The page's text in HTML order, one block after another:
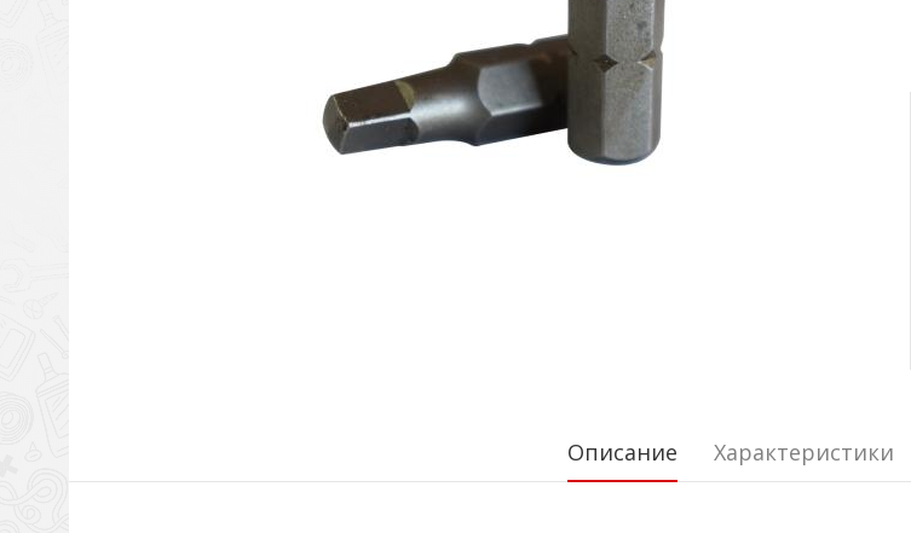
Описание Характеристики